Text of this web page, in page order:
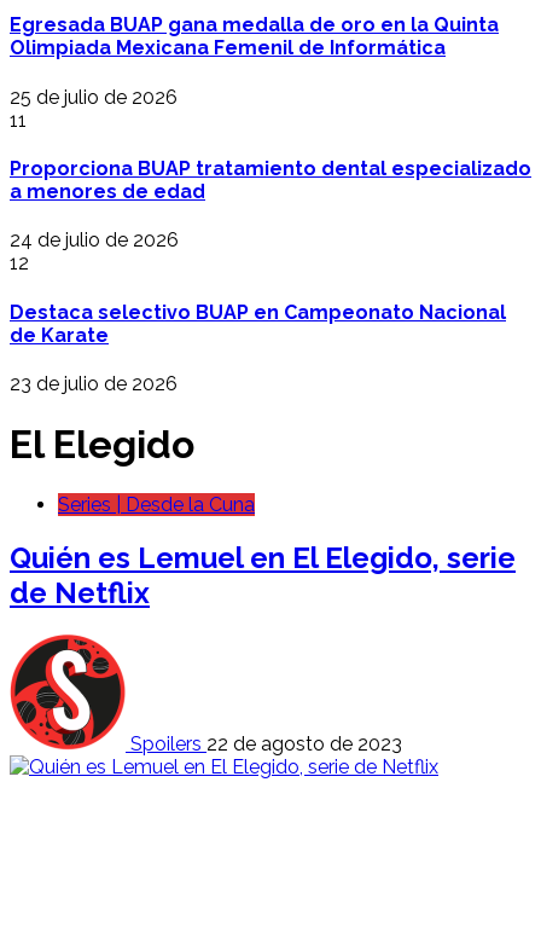
Egresada BUAP gana medalla de oro en la Quinta
Olimpiada Mexicana Femenil de Informática
25 de julio de 2026
11
Proporciona BUAP tratamiento dental especializado
a menores de edad
24 de julio de 2026
12
Destaca selectivo BUAP en Campeonato Nacional
de Karate
23 de julio de 2026
El Elegido
Series | Desde la Cuna
Quién es Lemuel en El Elegido, serie
de Netflix
Spoilers 22 de agosto de 2023